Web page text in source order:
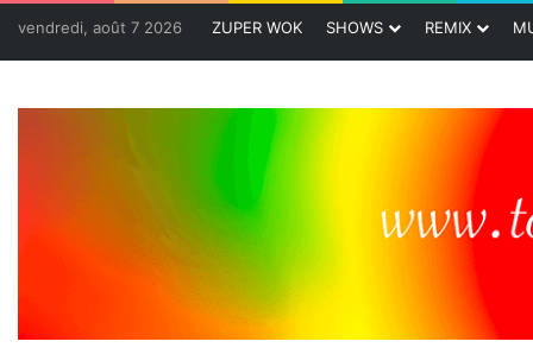
vendredi, août 7 2026 ZUPER WOK SHOWS REMIX